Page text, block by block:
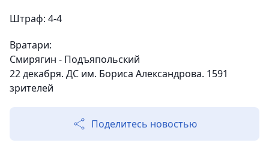
Штраф: 4-4
Вратари:
Смирягин - Подъяпольский
22 декабря. ДС им. Бориса Александрова. 1591
зрителей
Поделитесь новостью